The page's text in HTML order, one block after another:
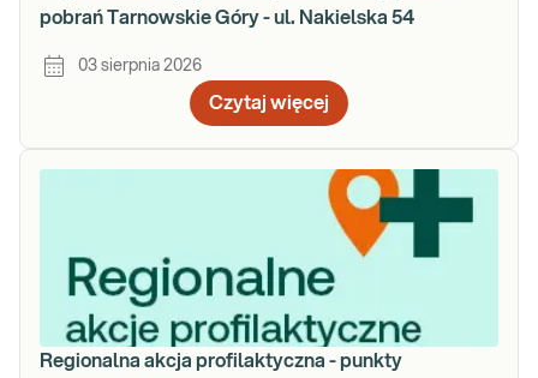
pobrań Tarnowskie Góry - ul. Nakielska 54
03 sierpnia 2026
Czytaj więcej
Regionalna akcja profilaktyczna - punkty